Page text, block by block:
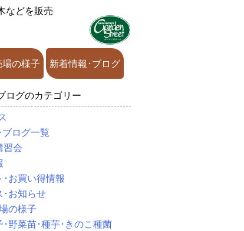
などを販売
の様子 新着情報･ブログ
ログのカテゴリー
ログ一覧
習会
･お買い得情報
･お知らせ
の様子
･野菜苗･種芋･きのこ種菌